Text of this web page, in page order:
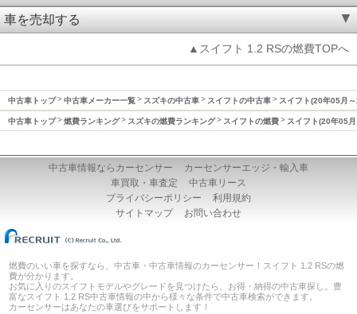
車を売却する
▲スイフト 1.2 RSの燃費TOPへ
中古車トップ 中古車メーカー一覧 スズキの中古車 スイフトの中古車 スイフト(20年05月
中古車トップ 燃費ランキング スズキの燃費ランキング スイフトの燃費 スイフト(20年05
中古車情報ならカーセンサー
カーセンサーエッジ・輸入車
車買取・車査定
中古車リース
プライバシーポリシー
利用規約
サイトマップ
お問い合わせ
燃費のいい車を探すなら、中古車・中古車情報のカーセンサー！スイフト 1.2 RSの燃
費が分かります。
お気に入りのスイフトモデルやグレードを見つけたら、お得・納得の中古車探し。豊
富なスイフト 1.2 RS中古車情報の中から様々な条件で中古車検索ができます。
カーセンサーはあなたの車選びをサポートします！